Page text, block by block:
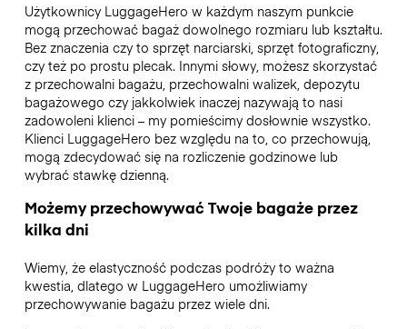
Użytkownicy LuggageHero w każdym naszym punkcie
mogą przechować bagaż dowolnego rozmiaru lub kształtu.
Bez znaczenia czy to sprzęt narciarski, sprzęt fotograficzny,
czy też po prostu plecak. Innymi słowy, możesz skorzystać
z przechowalni bagażu, przechowalni walizek, depozytu
bagażowego czy jakkolwiek inaczej nazywają to nasi
zadowoleni klienci – my pomieścimy dosłownie wszystko.
Klienci LuggageHero bez względu na to, co przechowują,
mogą zdecydować się na rozliczenie godzinowe lub
wybrać stawkę dzienną.
Możemy przechowywać Twoje bagaże przez
kilka dni
Wiemy, że elastyczność podczas podróży to ważna
kwestia, dlatego w LuggageHero umożliwiamy
przechowywanie bagażu przez wiele dni.